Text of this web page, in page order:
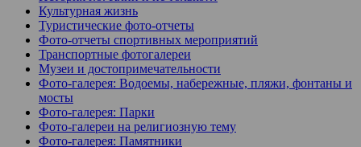
Культурная жизнь
Туристические фото-отчеты
Фото-отчеты спортивных мероприятий
Транспортные фотогалереи
Музеи и достопримечательности
Фото-галерея: Водоемы, набережные, пляжи, фонтаны и
мосты
Фото-галерея: Парки
Фото-галереи на религиозную тему
Фото-галерея: Памятники